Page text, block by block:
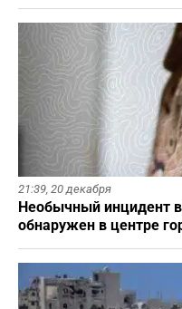
21:39, 20 декабря
Необычный инцидент
обнаружен в центре